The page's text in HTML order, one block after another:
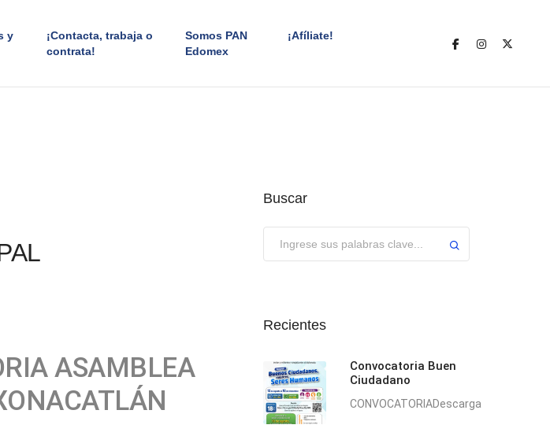
y
¡Contacta, trabaja o
contrata!
Somos PAN
Edomex
¡Afíliate!
ASAMBLEA
Buscar
Recientes
Convocatoria Buen
Ciudadano
CONVOCATORIADescarga